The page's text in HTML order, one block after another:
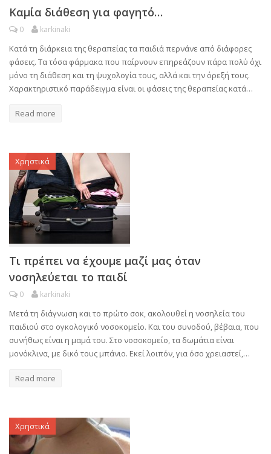
Καμία διάθεση για φαγητό…
0 karkinaki
Κατά τη διάρκεια της θεραπείας τα παιδιά περνάνε από διάφορες
φάσεις. Τα τόσα φάρμακα που παίρνουν επηρεάζουν πάρα πολύ όχι
μόνο τη διάθεση και τη ψυχολογία τους, αλλά και την όρεξή τους.
Χαρακτηριστικό παράδειγμα είναι οι φάσεις της θεραπείας κατά…
Read more
Χρηστικά
Τι πρέπει να έχουμε μαζί μας όταν
νοσηλεύεται το παιδί
0 karkinaki
Μετά τη διάγνωση και το πρώτο σοκ, ακολουθεί η νοσηλεία του
παιδιού στο ογκολογικό νοσοκομείο. Και του συνοδού, βέβαια, που
συνήθως είναι η μαμά του. Στο νοσοκομείο, τα δωμάτια είναι
μονόκλινα, με δικό τους μπάνιο. Εκεί λοιπόν, για όσο χρειαστεί,…
Read more
Χρηστικά